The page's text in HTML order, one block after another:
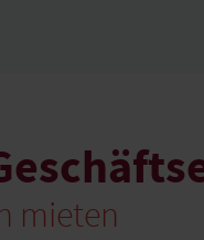
mieten